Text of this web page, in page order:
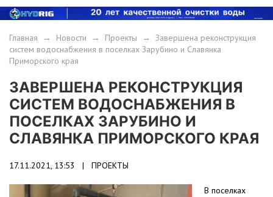
Главная → Новости → Проекты → Завершена реконструкция
систем водоснабжения в поселках Зарубино и Славянка
Приморского края
ЗАВЕРШЕНА РЕКОНСТРУКЦИЯ
СИСТЕМ ВОДОСНАБЖЕНИЯ В
ПОСЕЛКАХ ЗАРУБИНО И
СЛАВЯНКА ПРИМОРСКОГО КРАЯ
17.11.2021, 13:53 | ПРОЕКТЫ
В поселках